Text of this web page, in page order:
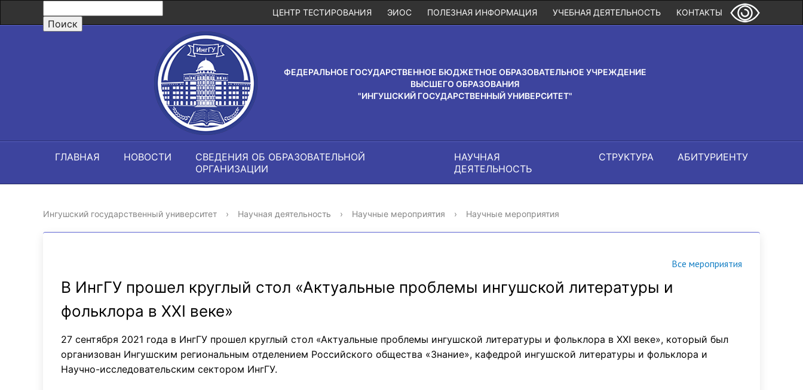
КОНТАКТЫ
УЧЕБНАЯ ДЕЯТЕЛЬНОСТЬ
ПОЛЕЗНАЯ ИНФОРМАЦИЯ
ЭИОС
ЦЕНТР ТЕСТИРОВАНИЯ
ФЕДЕРАЛЬНОЕ ГОСУДАРСТВЕННОЕ БЮДЖЕТНОЕ ОБРАЗОВАТЕЛЬНОЕ УЧРЕЖДЕНИЕ
ВЫСШЕГО ОБРАЗОВАНИЯ
"ИНГУШСКИЙ ГОСУДАРСТВЕННЫЙ УНИВЕРСИТЕТ"
ГЛАВНАЯ НОВОСТИ
СВЕДЕНИЯ ОБ ОБРАЗОВАТЕЛЬНОЙ
ОРГАНИЗАЦИИ
НАУЧНАЯ
ДЕЯТЕЛЬНОСТЬ
СТРУКТУРА АБИТУРИЕНТУ
Ингушский государственный университет › Научная деятельность › Научные мероприятия › Научные мероприятия
Все мероприятия
В ИнгГУ прошел круглый стол «Актуальные проблемы ингушской литературы и
фольклора в XXI веке»
27 сентября 2021 года в ИнгГУ прошел круглый стол «Актуальные проблемы ингушской литературы и фольклора в XXI веке», который был
организован Ингушским региональным отделением Российского общества «Знание», кафедрой ингушской литературы и фольклора и
Научно-исследовательским сектором ИнгГУ.